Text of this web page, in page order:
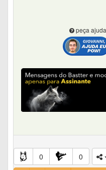
peça
0
0